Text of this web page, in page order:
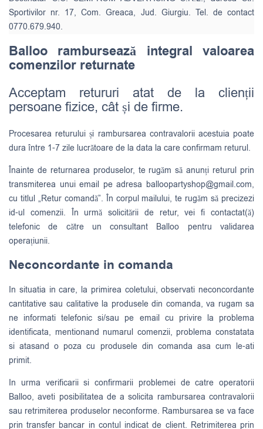
Sportivilor nr. 17, Com. Greaca, Jud. Giurgiu. Tel. de contact
0770.679.940.
Balloo rambursează integral valoarea
comenzilor returnate
Acceptam retururi atat de la clienții
persoane fizice, cât și de firme.
Procesarea returului și rambursarea contravalorii acestuia poate
dura între 1-7 zile lucrătoare de la data la care confirmam returul.
Înainte de returnarea produselor, te rugăm să anunți returul prin
transmiterea unui email pe adresa balloopartyshop@gmail.com,
cu titlul „Retur comandă”. În corpul mailului, te rugăm să precizezi
id-ul comenzii. În urmă solicitării de retur, vei fi contactat(ă)
telefonic de către un consultant Balloo pentru validarea
operațiunii.
Neconcordante in comanda
In situatia in care, la primirea coletului, observati neconcordante
cantitative sau calitative la produsele din comanda, va rugam sa
ne informati telefonic si/sau pe email cu privire la problema
identificata, mentionand numarul comenzii, problema constatata
si atasand o poza cu produsele din comanda asa cum le-ati
primit.
In urma verificarii si confirmarii problemei de catre operatorii
Balloo, aveti posibilitatea de a solicita rambursarea contravalorii
sau retrimiterea produselor neconforme. Rambursarea se va face
prin transfer bancar in contul indicat de client. Retrimiterea prin